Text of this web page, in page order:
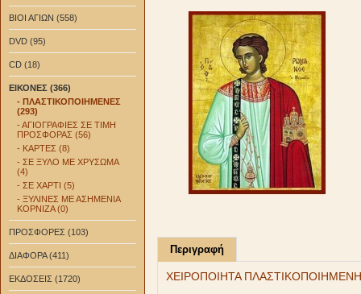
ΒΙΟΙ ΑΓΙΩΝ (558)
DVD (95)
CD (18)
ΕΙΚΟΝΕΣ (366)
- ΠΛΑΣΤΙΚΟΠΟΙΗΜΕΝΕΣ
(293)
- ΑΓΙΟΓΡΑΦΙΕΣ ΣΕ ΤΙΜΗ
ΠΡΟΣΦΟΡΑΣ (56)
- ΚΑΡΤΕΣ (8)
- ΣΕ ΞΥΛΟ ΜΕ ΧΡΥΣΩΜΑ
(4)
- ΣΕ ΧΑΡΤΙ (5)
- ΞΥΛΙΝΕΣ ΜΕ ΑΣΗΜΕΝΙΑ
ΚΟΡΝΙΖΑ (0)
ΠΡΟΣΦΟΡΕΣ (103)
ΔΙΑΦΟΡΑ (411)
ΕΚΔΟΣΕΙΣ (1720)
Περιγραφή
ΧΕΙΡΟΠΟΙΗΤΑ